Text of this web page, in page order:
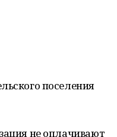
поселения
не оплачивают